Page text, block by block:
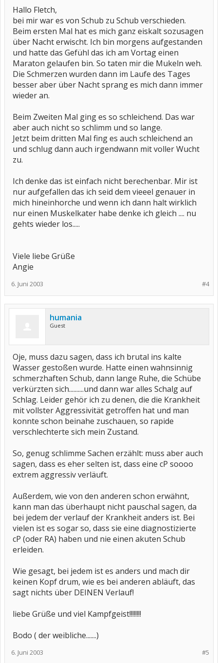
Hallo Fletch,
bei mir war es von Schub zu Schub verschieden.
Beim ersten Mal hat es mich ganz eiskalt sozusagen
über Nacht erwischt. Ich bin morgens aufgestanden
und hatte das Gefühl das ich am Vortag einen
Maraton gelaufen bin. So taten mir die Mukeln weh.
Die Schmerzen wurden dann im Laufe des Tages
besser aber über Nacht sprang es mich dann immer
wieder an.
Beim Zweiten Mal ging es so schleichend. Das war
aber auch nicht so schlimm und so lange.
Jetzt beim dritten Mal fing es auch schleichend an
und schlug dann auch irgendwann mit voller Wucht
zu.
Ich denke das ist einfach nicht berechenbar. Mir ist
nur aufgefallen das ich seid dem vieeel genauer in
mich hineinhorche und wenn ich dann halt wirklich
nur einen Muskelkater habe denke ich gleich .... nu
gehts wieder los.....
Viele liebe Grüße
Angie
#4
6. Juni 2003
humania
Guest
Oje, muss dazu sagen, dass ich brutal ins kalte
Wasser gestoßen wurde. Hatte einen wahnsinnig
schmerzhaften Schub, dann lange Ruhe, die Schübe
verkürzten sich..........und dann war alles Schalg auf
Schlag. Leider gehör ich zu denen, die die Krankheit
mit vollster Aggressivität getroffen hat und man
konnte schon beinahe zuschauen, so rapide
verschlechterte sich mein Zustand.
So, genug schlimme Sachen erzählt: muss aber auch
sagen, dass es eher selten ist, dass eine cP soooo
extrem aggressiv verläuft.
Außerdem, wie von den anderen schon erwähnt,
kann man das überhaupt nicht pauschal sagen, da
bei jedem der verlauf der Krankheit anders ist. Bei
vielen ist es sogar so, dass sie eine diagnostizierte
cP (oder RA) haben und nie einen akuten Schub
erleiden.
Wie gesagt, bei jedem ist es anders und mach dir
keinen Kopf drum, wie es bei anderen abläuft, das
sagt nichts über DEINEN Verlauf!
liebe Grüße und viel Kampfgeist!!!!!!!!
Bodo ( der weibliche.......)
#5
6. Juni 2003